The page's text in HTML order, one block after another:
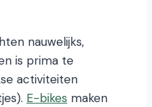
nauwelijks,
is prima te
activiteiten
E-bikes maken